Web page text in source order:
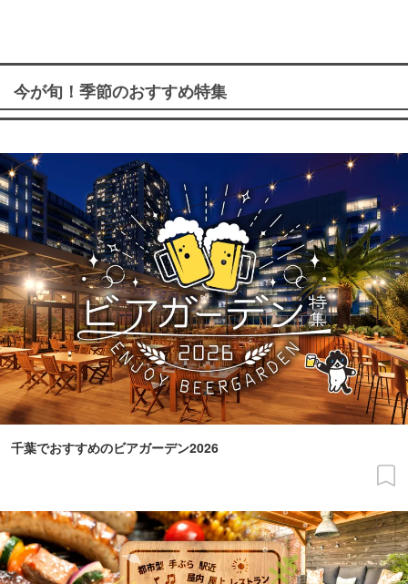
今が旬！季節のおすすめ特集
千葉でおすすめのビアガーデン2026